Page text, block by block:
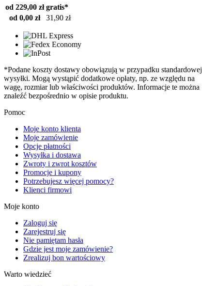
od 229,00 zł gratis*
od 0,00 zł
31,90 zł
*Podane koszty dostawy obowiązują w przypadku standardowej
wysyłki. Mogą wystąpić dodatkowe opłaty, np. ze względu na
wagę, rozmiar lub właściwości produktów. Informacje te można
znaleźć bezpośrednio w opisie produktu.
Pomoc
Moje konto klienta
Moje zamówienie
Opcje płatności
Wysyłka i dostawa
Zwroty i zwrot kosztów
Promocje i kupony
Potrzebujesz więcej pomocy?
Klienci firmowi
Moje konto
Zaloguj się
Zarejestruj się
Nie pamiętam hasła
Gdzie jest moje zamówienie?
Zrealizuj bon wartościowy
Warto wiedzieć